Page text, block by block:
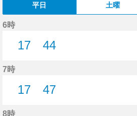
平日 土曜
6時
17
44
7時
17
47
8時